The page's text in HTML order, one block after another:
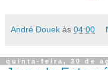
André Douek às 04:00
quinta-feira, 30 de